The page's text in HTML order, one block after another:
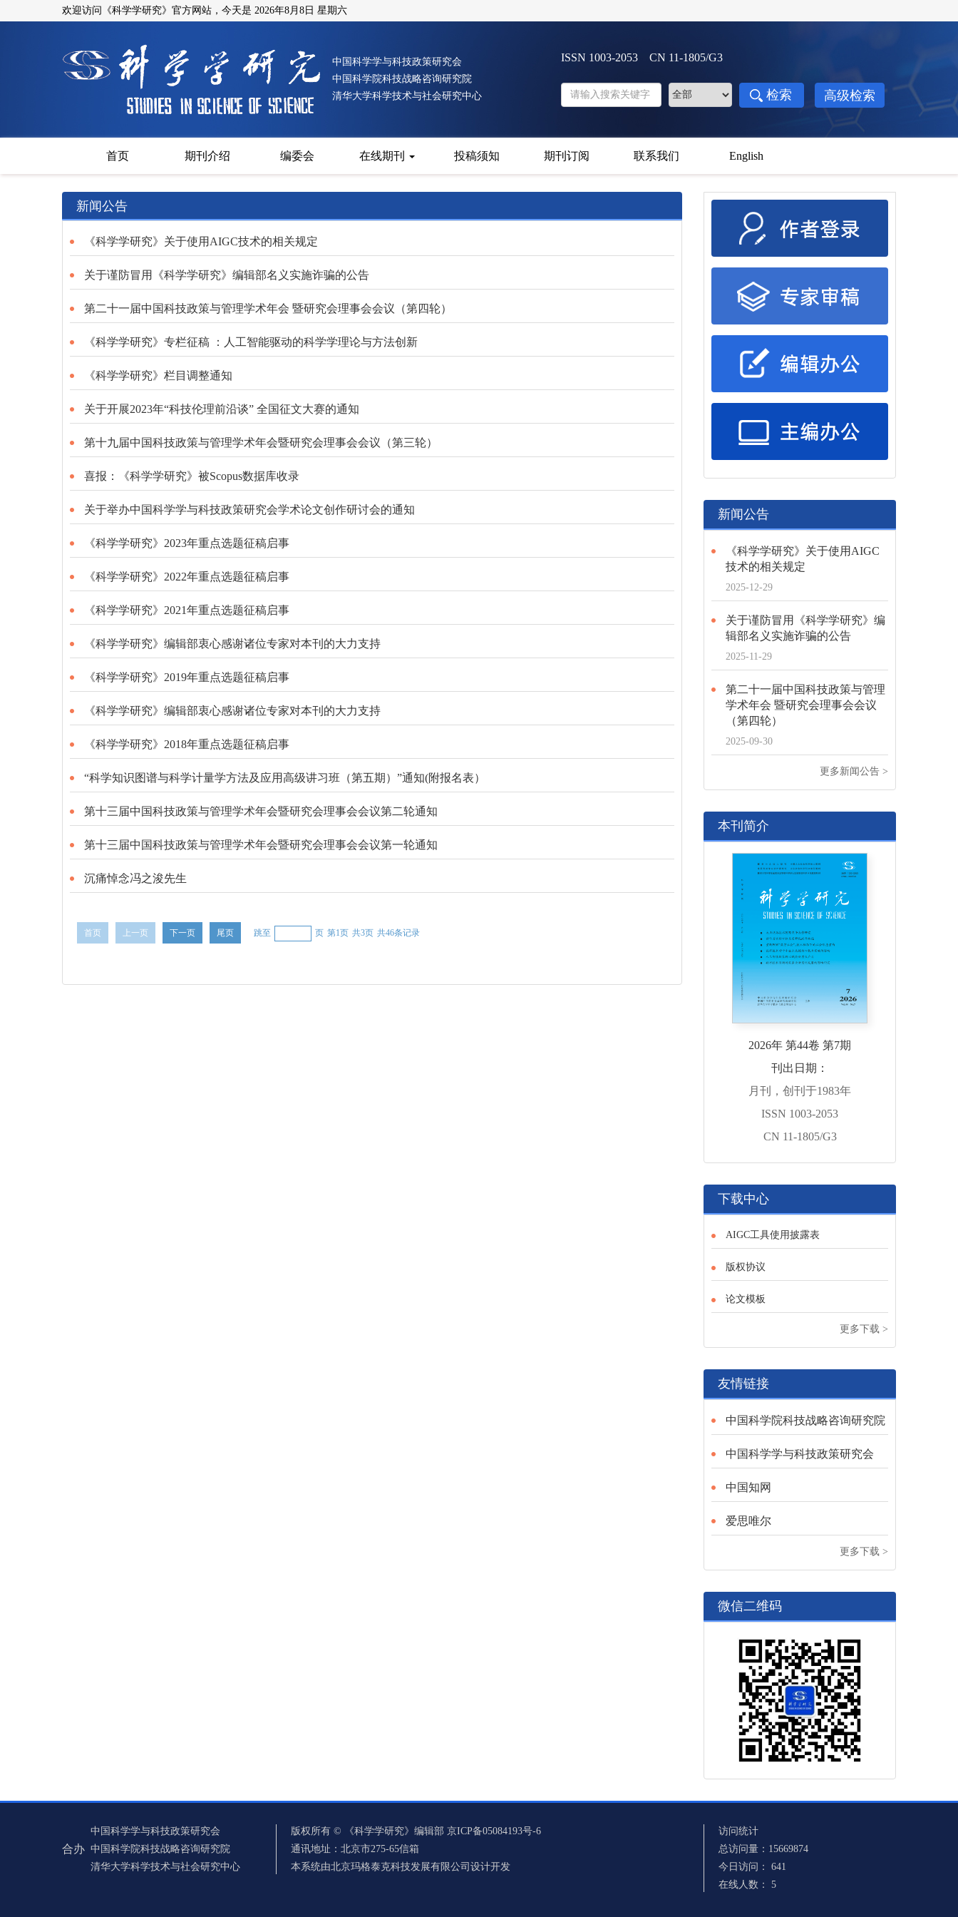
欢迎访问《科学学研究》官方网站，今天是 2026年8月8日 星期六
中国科学学与科技政策研究会
中国科学院科技战略咨询研究院
清华大学科学技术与社会研究中心
ISSN 1003-2053 CN 11-1805/G3
首页 期刊介绍 编委会 在线期刊 投稿须知 期刊订阅 联系我们 English
新闻公告
《科学学研究》关于使用AIGC
技术的相关规定
2025-12-29
关于谨防冒用《科学学研究》编
辑部名义实施诈骗的公告
2025-11-29
第二十一届中国科技政策与管理
学术年会 暨研究会理事会会议
（第四轮）
2025-09-30
更多新闻公告 >
本刊简介
2026年 第44卷 第7期
刊出日期：
月刊，创刊于1983年
ISSN 1003-2053
CN 11-1805/G3
下载中心
AIGC工具使用披露表
版权协议
论文模板
更多下载 >
友情链接
中国科学院科技战略咨询研究院
中国科学学与科技政策研究会
中国知网
爱思唯尔
更多下载 >
微信二维码
新闻公告
《科学学研究》关于使用AIGC技术的相关规定
关于谨防冒用《科学学研究》编辑部名义实施诈骗的公告
第二十一届中国科技政策与管理学术年会 暨研究会理事会会议（第四轮）
《科学学研究》专栏征稿 ：人工智能驱动的科学学理论与方法创新
《科学学研究》栏目调整通知
关于开展2023年“科技伦理前沿谈” 全国征文大赛的通知
第十九届中国科技政策与管理学术年会暨研究会理事会会议（第三轮）
喜报：《科学学研究》被Scopus数据库收录
关于举办中国科学学与科技政策研究会学术论文创作研讨会的通知
《科学学研究》2023年重点选题征稿启事
《科学学研究》2022年重点选题征稿启事
《科学学研究》2021年重点选题征稿启事
《科学学研究》编辑部衷心感谢诸位专家对本刊的大力支持
《科学学研究》2019年重点选题征稿启事
《科学学研究》编辑部衷心感谢诸位专家对本刊的大力支持
《科学学研究》2018年重点选题征稿启事
“科学知识图谱与科学计量学方法及应用高级讲习班（第五期）”通知(附报名表）
第十三届中国科技政策与管理学术年会暨研究会理事会会议第二轮通知
第十三届中国科技政策与管理学术年会暨研究会理事会会议第一轮通知
沉痛悼念冯之浚先生
跳至 页 第1页 共3页 共46条记录
首页 上一页 下一页 尾页
合办
中国科学学与科技政策研究会
中国科学院科技战略咨询研究院
清华大学科学技术与社会研究中心
版权所有 © 《科学学研究》编辑部 京ICP备05084193号-6
通讯地址：北京市275-65信箱
本系统由北京玛格泰克科技发展有限公司设计开发
访问统计
总访问量： 15669874
今日访问： 641
在线人数： 5